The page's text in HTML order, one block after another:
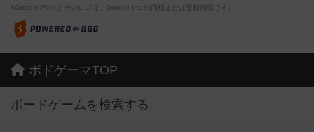
※Google Play とそのロゴは、Google Inc.の商標または登録商標です。
ボドゲーマTOP
ボードゲームを検索する